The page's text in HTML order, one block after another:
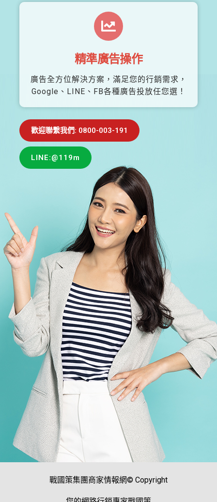
精準廣告操作
廣告全方位解決方案，滿足您的行銷需求，
Google、LINE、FB各種廣告投放任您選！
歡迎聯繫我們: 0800-003-191
LINE:@119m
戰國策集團商家情報網© Copyright